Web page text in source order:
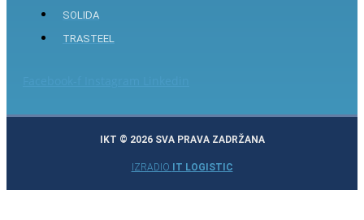
SOLIDA
TRASTEEL
IKT © 2026 SVA PRAVA ZADRŽANA
IZRADIO IT LOGISTIC